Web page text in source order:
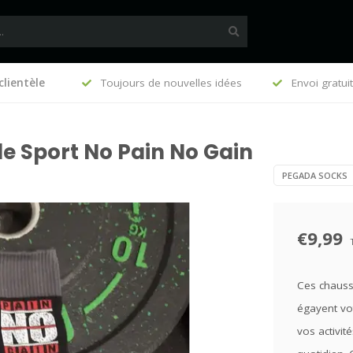
idées Envoi gratuit àpd €75 (B), €140 (FR) Clients
Sport No Pain No Gain
PEGADA SOCKS
€9,99
Ces
égayent
vos